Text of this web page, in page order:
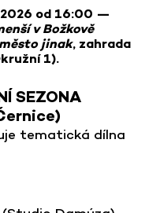
2026 od 16:00 —
v Božkově
jinak, zahrada
1).
SEZONA
tematická dílna